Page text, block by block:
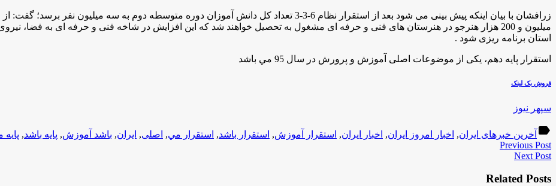
میلیون و 200 هزار هنرجو در هنرستان های فنی و حرفه ای مشغول به تحصیل خواهند شد که این افزایش در شاخه فنی و حرفه ای به فضا،
استان برنامه ریزی شود .
استقرار پایه دهم، یکی از موضوعات اصلی آموزش و پرورش در سال 95 مي باشد
فروش بک لینک
سپهر نیوز
label آخرین خبرهای ایران, اخبار امروز ایران, اخبار ایران, استقرار آموزش, استقرار باشد, استقرار مي, اصلی, ایران, باشد آموزش, پایه باشد,
Previous Post
Next Post
Related Posts